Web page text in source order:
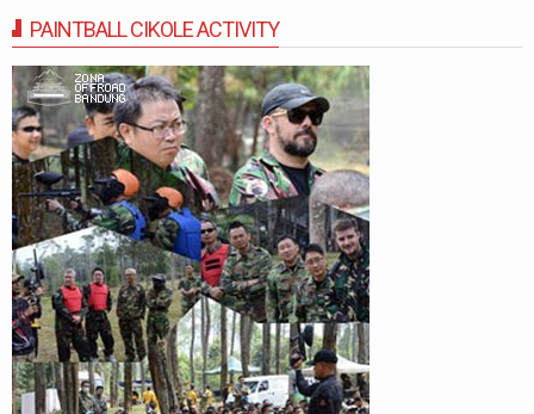
PAINTBALL CIKOLE ACTIVITY